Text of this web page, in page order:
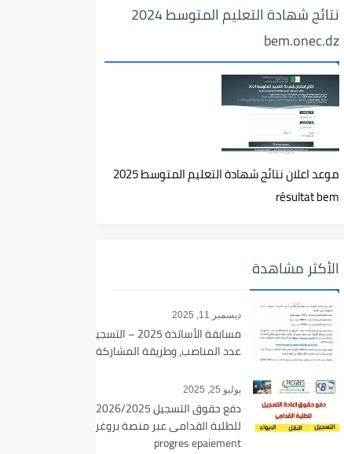
نتائج شهادة التعليم المتوسط 2024
bem.onec.dz
موعد اعلان نتائج شهادة التعليم المتوسط 2025
résultat bem
الأكثر مشاهدة
ديسمبر 11, 2025
مسابقة الأساتذة 2025 – التسجيل،
عدد المناصب، وطريقة المشاركة
يوليو 25, 2025
دفع حقوق التسجيل 2026/2025
للطلبة القدامى عبر منصة بروغرس
progres epaiement